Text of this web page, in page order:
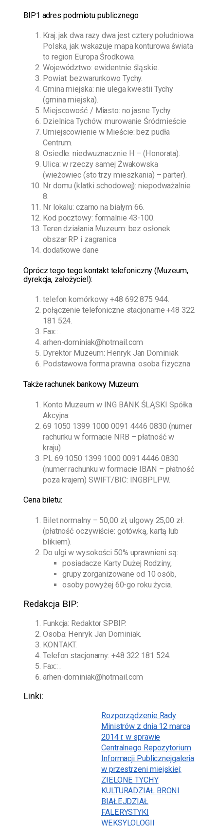
BIP1 adres podmiotu publicznego
Kraj: jak dwa razy dwa jest cztery południowa
Polska, jak wskazuje mapa konturowa świata
to region Europa Środkowa.
Województwo: ewidentnie śląskie.
Powiat: bezwarunkowo Tychy.
Gmina miejska: nie ulega kwestii Tychy
(gmina miejska).
Miejscowość / Miasto: no jasne Tychy.
Dzielnica Tychów: murowanie Śródmieście
Umiejscowienie w Mieście: bez pudła
Centrum.
Osiedle: niedwuznacznie H – (Honorata).
Ulica: w rzeczy samej Żwakowska
(wieżowiec (sto trzy mieszkania) – parter).
Nr domu (klatki schodowej): niepodważalnie
8.
Nr lokalu: czarno na białym 66.
Kod pocztowy: formalnie 43-100.
Teren działania Muzeum: bez osłonek
obszar RP i zagranica
dodatkowe dane
Oprócz tegotego kontakt telefoniczny (Muzeum,
dyrekcja, założyciel):
telefon komórkowy+48 692 875 944.
połączenie telefoniczne stacjonarne+48 322
181 524.
Fax:: .
arhen-dominiak@hotmail.com
Dyrektor Muzeum: Henryk Jan Dominiak
Podstawowa forma prawna: osoba fizyczna
Także rachunek bankowy Muzeum:
Konto Muzeum w ING BANK ŚLĄSKI Spółka
Akcyjna:
69 1050 1399 1000 0091 4446 0830 (numer
rachunku w formacie NRB – płatność w
kraju).
PL 69 1050 1399 1000 0091 4446 0830
(numer rachunku w formacie IBAN – płatność
poza krajem) SWIFT/BIC: INGBPLPW.
Cena biletu:
Bilet normalny – 50,00 zł, ulgowy 25,00 zł.
(płatność oczywiście: gotówką, kartą lub
blikiem).
Do ulgi w wysokości 50% uprawnieni są:
posiadacze Karty Dużej Rodziny,
grupy zorganizowane od 10 osób,
osoby powyżej 60-go roku życia.
Redakcja BIP:
Funkcja: Redaktor SPBIP.
Osoba: Henryk Jan Dominiak.
KONTAKT.
Telefon stacjonarny: +48 322 181 524.
Fax:: .
arhen-dominiak@hotmail.com
Linki:
Rozporządzenie Rady
Ministrów z dnia 12 marca
2014 r. w sprawie
Centralnego Repozytorium
Informacji Publicznejgaleria
w przestrzeni miejskiej:
ZIELONE TYCHY
KULTURADZIAŁ BRONI
BIAŁEJDZIAŁ
FALERYSTYKI
WEKSYLOLOGII